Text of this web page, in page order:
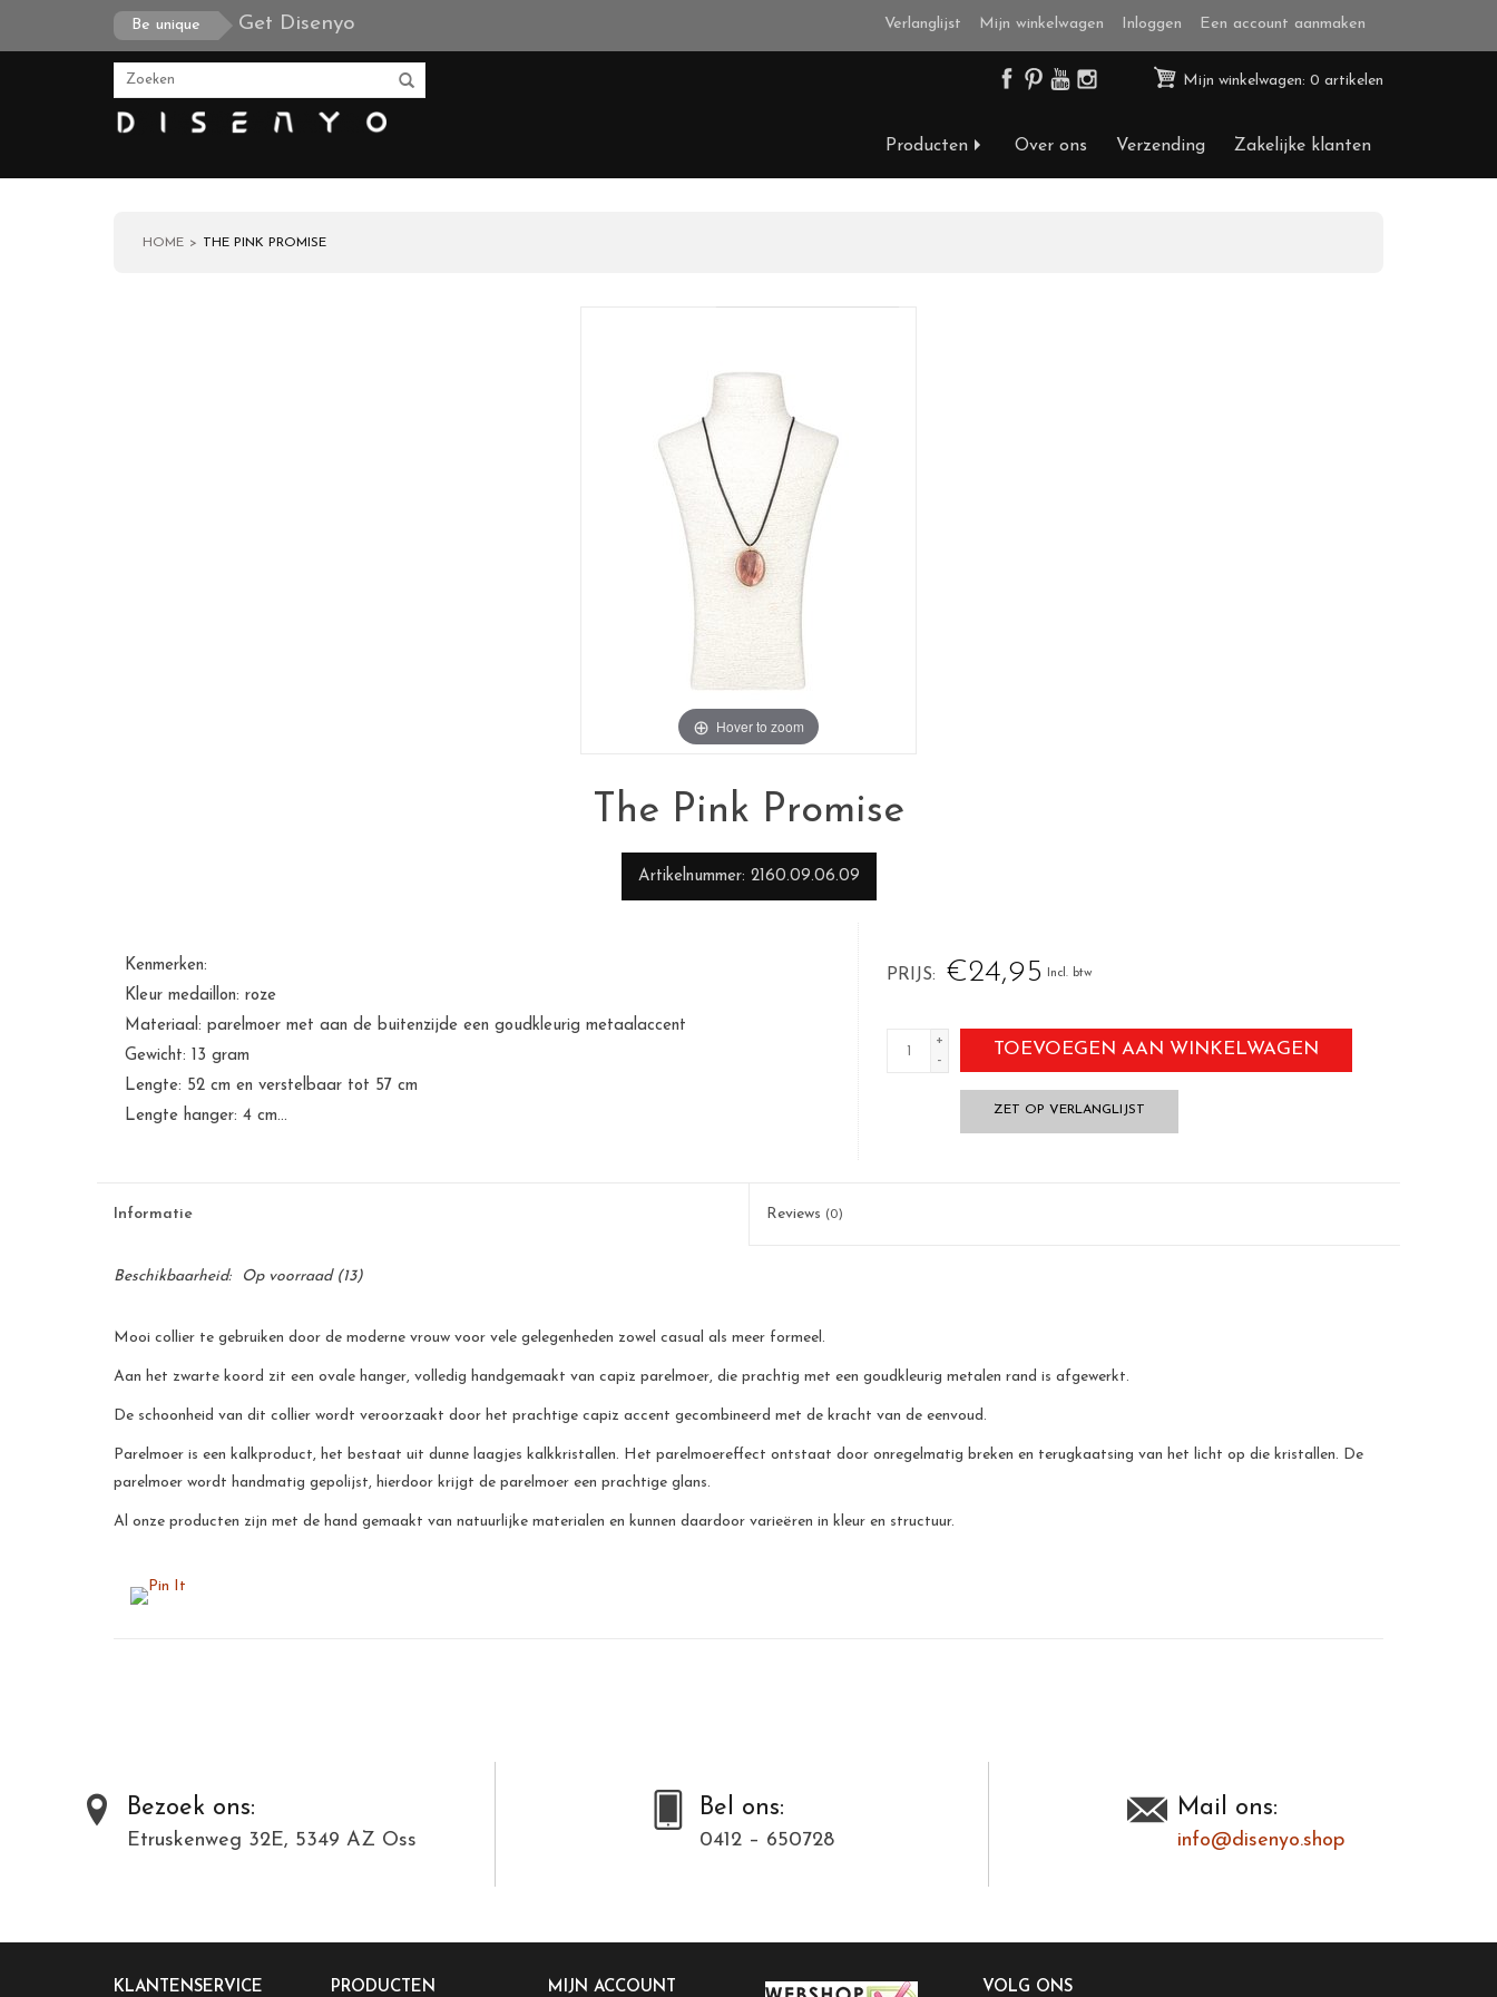
Be unique Get Disenyo Verlanglijst Mijn winkelwagen Inloggen Een account aanmaken
Mijn winkelwagen: 0 artikelen
Producten Over ons Verzending Zakelijke klanten
HOME THE PINK PROMISE
Hover to zoom
The Pink Promise
Artikelnummer 2160.09.06.09
PRIJS €24,95 Incl. btw
+
-
TOEVOEGEN AAN WINKELWAGEN
ZET OP VERLANGLIJST
Kenmerken:
Kleur medaillon: roze
Materiaal: parelmoer met aan de buitenzijde een goudkleurig metaalaccent
Gewicht: 13 gram
Lengte: 52 cm en verstelbaar tot 57 cm
Lengte hanger: 4 cm...
Informatie Reviews (0)
Beschikbaarheid: Op voorraad(13)
Mooi collier te gebruiken door de moderne vrouw voor vele gelegenheden zowel casual als meer formeel.
Aan het zwarte koord zit een ovale hanger, volledig handgemaakt van capiz parelmoer, die prachtig met een goudkleurig metalen rand is afgewerkt.
De schoonheid van dit collier wordt veroorzaakt door het prachtige capiz accent gecombineerd met de kracht van de eenvoud.
Parelmoer is een kalkproduct, het bestaat uit dunne laagjes kalkkristallen. Het parelmoereffect ontstaat door onregelmatig breken en terugkaatsing van het licht op die kristallen. De
parelmoer wordt handmatig gepolijst, hierdoor krijgt de parelmoer een prachtige glans.
Al onze producten zijn met de hand gemaakt van natuurlijke materialen en kunnen daardoor varieëren in kleur en structuur.
Bezoek ons:
Etruskenweg 32E, 5349 AZ Oss
Bel ons:
0412 – 650728
Mail ons:
info@disenyo.shop
KLANTENSERVICE PRODUCTEN MIJN ACCOUNT VOLG ONS